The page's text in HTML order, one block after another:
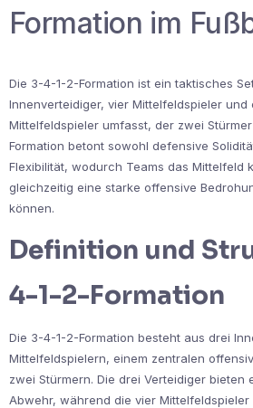
Formation im
Die 3-4-1-2-Formation ist ein taktisches
Innenverteidiger, vier Mittelfeldspieler und
Mittelfeldspieler umfasst, der zwei
Formation betont sowohl defensive
Flexibilität, wodurch Teams das Mittelfeld
gleichzeitig eine starke offensive
können.
Definition und
4-1-2-Formation
Die 3-4-1-2-Formation besteht aus drei
Mittelfeldspielern, einem zentralen
zwei Stürmern. Die drei Verteidiger bieten
Abwehr, während die vier